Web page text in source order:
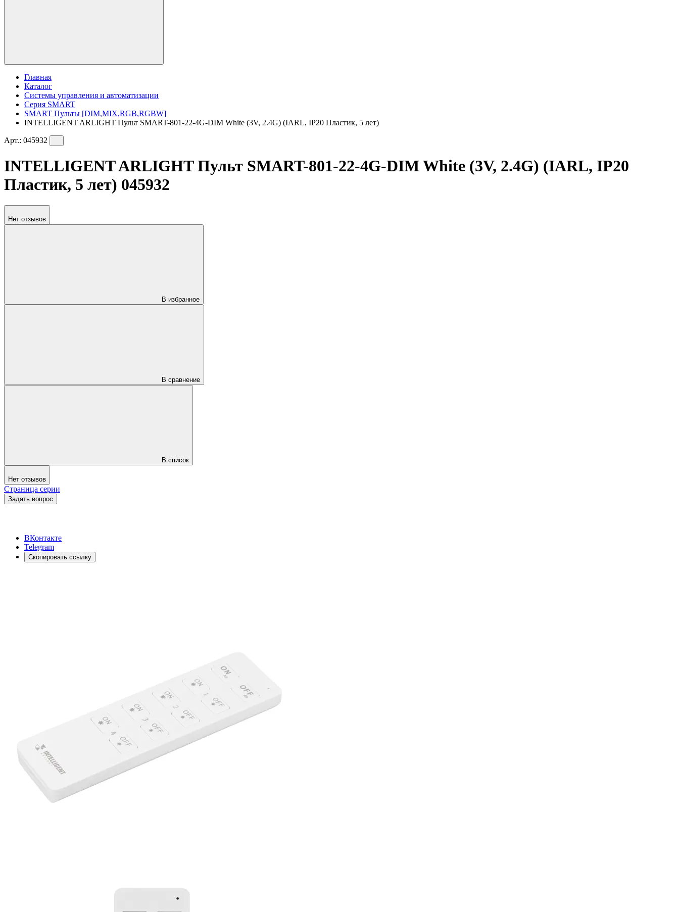
Главная
Каталог
Системы управления и автоматизации
Серия SMART
SMART Пульты [DIM,MIX,RGB,RGBW]
INTELLIGENT ARLIGHT Пульт SMART-801-22-4G-DIM White (3V, 2.4G) (IARL, IP20 Пластик, 5 лет)
Арт.: 045932
INTELLIGENT ARLIGHT Пульт SMART-801-22-4G-DIM White (3V, 2.4G) (IARL, IP20
Пластик, 5 лет) 045932
Нет отзывов
В избранное
В сравнение
В список
Нет отзывов
Страница серии
Задать вопрос
ВКонтакте
Telegram
Скопировать ссылку